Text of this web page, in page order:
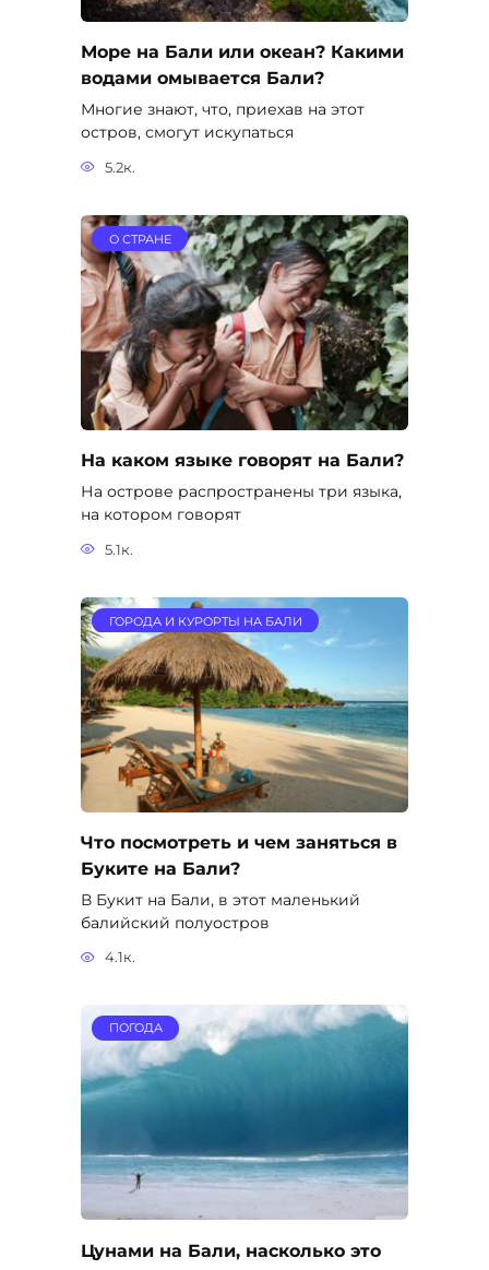
Море на Бали или океан? Какими
водами омывается Бали?
Многие знают, что, приехав на этот
остров, смогут искупаться
5.2к.
О СТРАНЕ
На каком языке говорят на Бали?
На острове распространены три языка,
на котором говорят
5.1к.
ГОРОДА И КУРОРТЫ НА БАЛИ
Что посмотреть и чем заняться в
Буките на Бали?
В Букит на Бали, в этот маленький
балийский полуостров
4.1к.
ПОГОДА
Цунами на Бали, насколько это